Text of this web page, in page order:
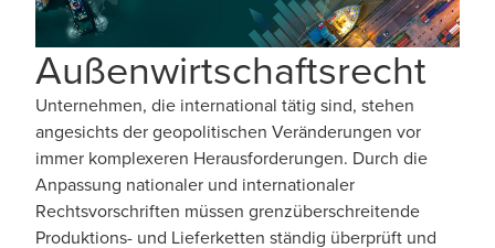
Außenwirtschaftsrecht
Unternehmen, die international tätig sind, stehen
angesichts der geopolitischen Veränderungen vor
immer komplexeren Herausforderungen. Durch die
Anpassung nationaler und internationaler
Rechtsvorschriften müssen grenzüberschreitende
Produktions- und Lieferketten ständig überprüft und